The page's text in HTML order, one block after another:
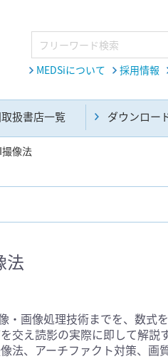
MEDSiについて 採用情報
扱書店一覧 ダウンロー
像法
科系(249)
基礎医
法
・画像処理技術までを、数式
交え読影の実際に即して解説
、アーチファクト対策、画